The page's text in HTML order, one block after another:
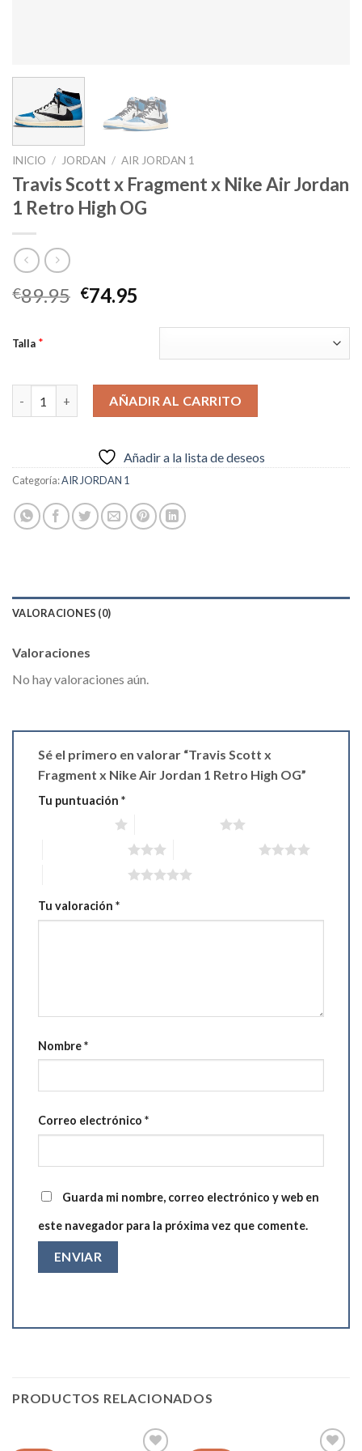
INICIO / JORDAN / AIR JORDAN 1
Travis Scott x Fragment x Nike Air Jordan
1 Retro High OG
€89.95 El
€74.95
actual
es:
Talla *
Travis Scott x Fragment x Nike Air Jordan 1 Retro High OG
AÑADIR AL CARRITO
Añadir a la lista de deseos
Categoría:AIR JORDAN 1
VALORACIONES (0)
Valoraciones
No hay valoraciones aún.
Sé el primero en valorar “Travis Scott x
Fragment x Nike Air Jordan 1 Retro High OG”
Tu puntuación *
Tu valoración *
Nombre*
Correo electrónico *
Guarda mi nombre, correo electrónico y web en
este navegador para la próxima vez que comente.
PRODUCTOS RELACIONADOS